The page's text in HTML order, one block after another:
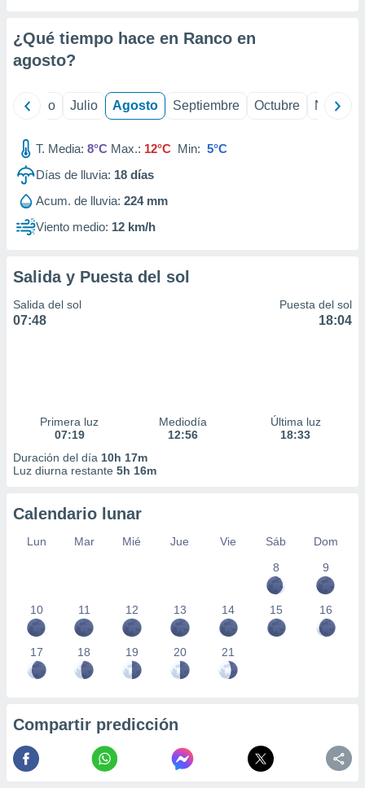
e
mediante
publicidad
publicidad
de
1199
¿Qué tiempo hace en Ranco en
agosto?
Junio Julio Agosto Septiembre Octubre
T. Media: 8°C Max.: 12°C Min: 5°C
Días de lluvia: 18 días
Acum. de lluvia: 224 mm
Viento medio: 12 km/h
Salida y Puesta del sol
Salida del sol
07:48
Puesta del sol
18:04
Primera luz
07:19
Mediodía
12:56
Última luz
18:33
Duración del día 10h 17m
Luz diurna restante 5h 16m
Calendario lunar
Lun Mar Mié Jue Vie Sáb
Dom
8
9
10 11 12 13 14 15 16
17 18 19 20 21
Compartir predicción